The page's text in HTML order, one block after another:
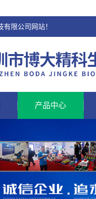
限公司网站！
产品中心